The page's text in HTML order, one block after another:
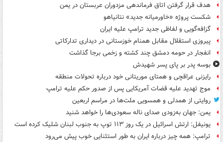
هدف قرار گرفتن اتاق‌ فرماندهی مزدوران عربستان در یمن
شکست پروژه «خاورمیانه جدید» نتانیاهو
گزافه‌گویی و لفاظی جدید ترامپ علیه ایران
پیروزی استقلال مقابل همنام خوزستانی در دیداری تدارکاتی
انفجار در حومه دمشق چند کشته و زخمی برجا گذاشت
بوسه‌ پدر بر پای پسر شهیدش
رایزنی عراقچی و همتای موریتانی خود درباره تحولات منطقه
موج تهدید علیه قضات آمریکایی پس از صدور حکم علیه ترامپ
روایتی از همدلی و همسویی ملت‌ها در مراسم اربعین
یمن: جهان به‌زودی صدای ناله سعودی‌ها را خواهد شنید
یونیفل: ارتش اسرائیل در یک روز ۱۱۳ توپ به جنوب لبنان شلیک کرده است
ترامپ: همه چیز درباره ایران به طور استثنایی خوب پیش می‌رود